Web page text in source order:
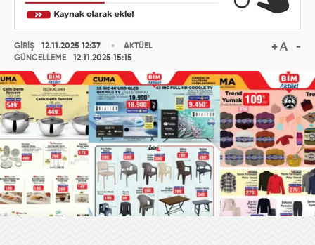
GİRİŞ
12.11.2025 12:37
GÜNCELLEME
12.11.2025 15:15
AKTÜEL